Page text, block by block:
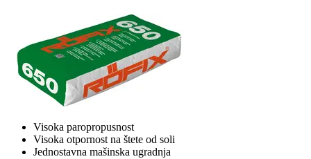
Visoka paropropusnost
Visoka otpornost na štete od soli
Jednostavna mašinska ugradnja